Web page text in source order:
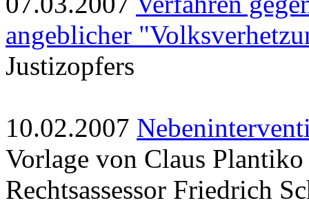
angeblicher
Justizopfers
10.02.2007
Vorlage von Claus
Rechtsassessor Friedrich